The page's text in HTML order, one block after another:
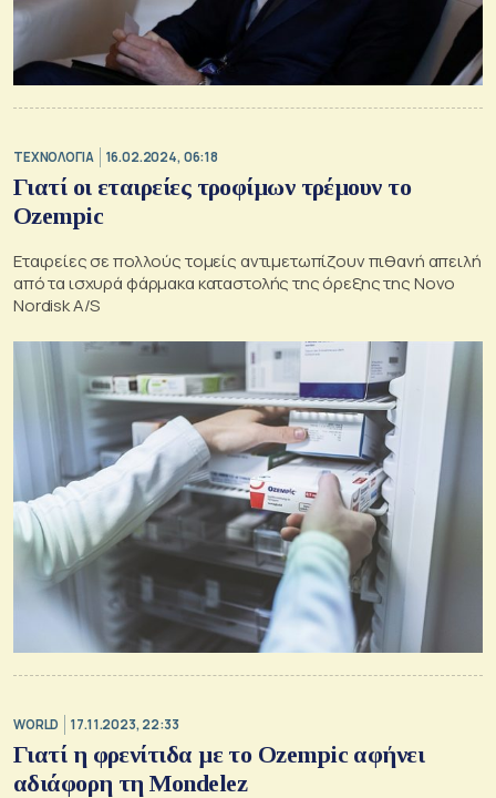
ΤΕΧΝΟΛΟΓΙΑ 16.02.2024, 06:18
Γιατί οι εταιρείες τροφίμων τρέμουν το
Ozempic
Εταιρείες σε πολλούς τομείς αντιμετωπίζουν πιθανή απειλή
από τα ισχυρά φάρμακα καταστολής της όρεξης της Novo
Nordisk A/S
WORLD 17.11.2023, 22:33
Γιατί η φρενίτιδα με το Ozempic αφήνει
αδιάφορη τη Mondelez